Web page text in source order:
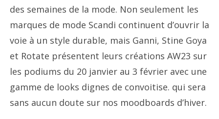
des semaines de la mode. Non seulement les
marques de mode Scandi continuent d’ouvrir la
voie à un style durable, mais Ganni, Stine Goya
et Rotate présentent leurs créations AW23 sur
les podiums du 20 janvier au 3 février avec une
gamme de looks dignes de convoitise. qui sera
sans aucun doute sur nos moodboards d’hiver.